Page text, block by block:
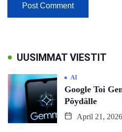
UUSIMMAT VIESTIT
AI
Google Toi
Pöydälle
April 21, 2026